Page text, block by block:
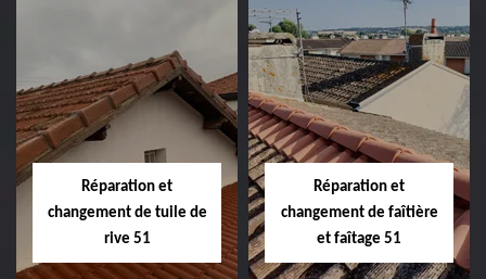
Peinture sur tuile
et toiture 51
Marne
Changement de
toiture 51
Réparation et
changement de tuile de
rive 51
Réparation et
changement de faîtière
et faîtage 51